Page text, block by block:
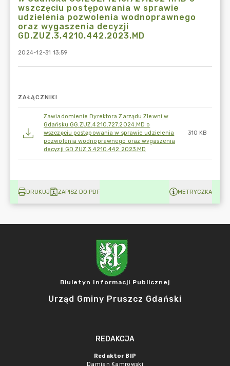
wszczęciu postępowania w sprawie
udzielenia pozwolenia wodnoprawnego
oraz wygaszenia decyzji
GD.ZUZ.3.4210.442.2023.MD
2024-12-31 13:59
ZAŁĄCZNIKI
Zawiadomienie Dyrektora Zarządu Zlewni w
Gdańsku GG.ZUZ.4210.727.2024.MD o
wszczęciu postępowania w sprawie udzielenia
pozwolenia wodnoprawnego oraz wygaszenia
decyzji GD.ZUZ.3.4210.442.2023.MD
310 KB
DRUKUJ ZAPISZ DO PDF METRYCZKA
Biuletyn Informacji Publicznej
Urząd Gminy Pruszcz Gdański
REDAKCJA
Redaktor BIP
Damian Kamrowski